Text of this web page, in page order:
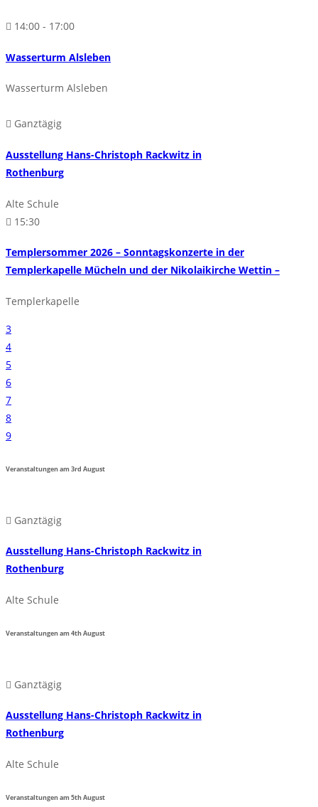
14:00 - 17:00
Wasserturm Alsleben
Wasserturm Alsleben
Ganztägig
Ausstellung Hans-Christoph Rackwitz in
Rothenburg
Alte Schule
15:30
Templersommer 2026 – Sonntagskonzerte in der
Templerkapelle Mücheln und der Nikolaikirche Wettin –
Templerkapelle
3
4
5
6
7
8
9
Veranstaltungen am3rd August
Ganztägig
Ausstellung Hans-Christoph Rackwitz in
Rothenburg
Alte Schule
Veranstaltungen am4thAugust
Ganztägig
Ausstellung Hans-Christoph Rackwitz in
Rothenburg
Alte Schule
Veranstaltungen am5thAugust